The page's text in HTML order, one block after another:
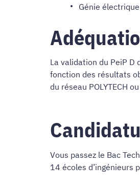
Génie
La validation du PeiP D
fonction des résultats
du réseau POLYTECH
Vous passez le Bac
14 écoles d’ingénieurs